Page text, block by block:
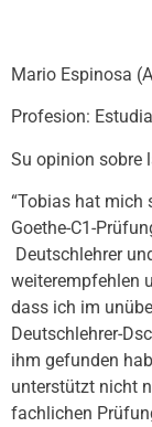
Mario Espinosa
Profesion:
Su opinion sobre
“Tobias hat mich
Goethe-C1-
Deutschlehrer
weiterempfehlen
dass ich im
Deutschlehrer-
ihm gefunden
unterstützt nicht
fachlichen